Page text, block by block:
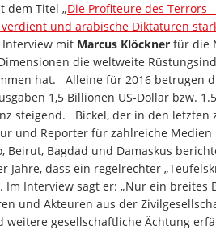
dem Titel „Die Profiteure des Terrors
verdient und arabische Diktaturen
mit Marcus Klöckner für die
die weltweite
hat. Alleine für 2016 betrugen
1,5 Billionen US-Dollar bzw.
steigend. Bickel, der in den letzten
und Reporter für zahlreiche
Beirut, Bagdad und Damaskus
Jahre, dass ein regelrechter
Im Interview sagt er: „Nur ein
und Akteuren aus der
weitere gesellschaftliche Ächtung